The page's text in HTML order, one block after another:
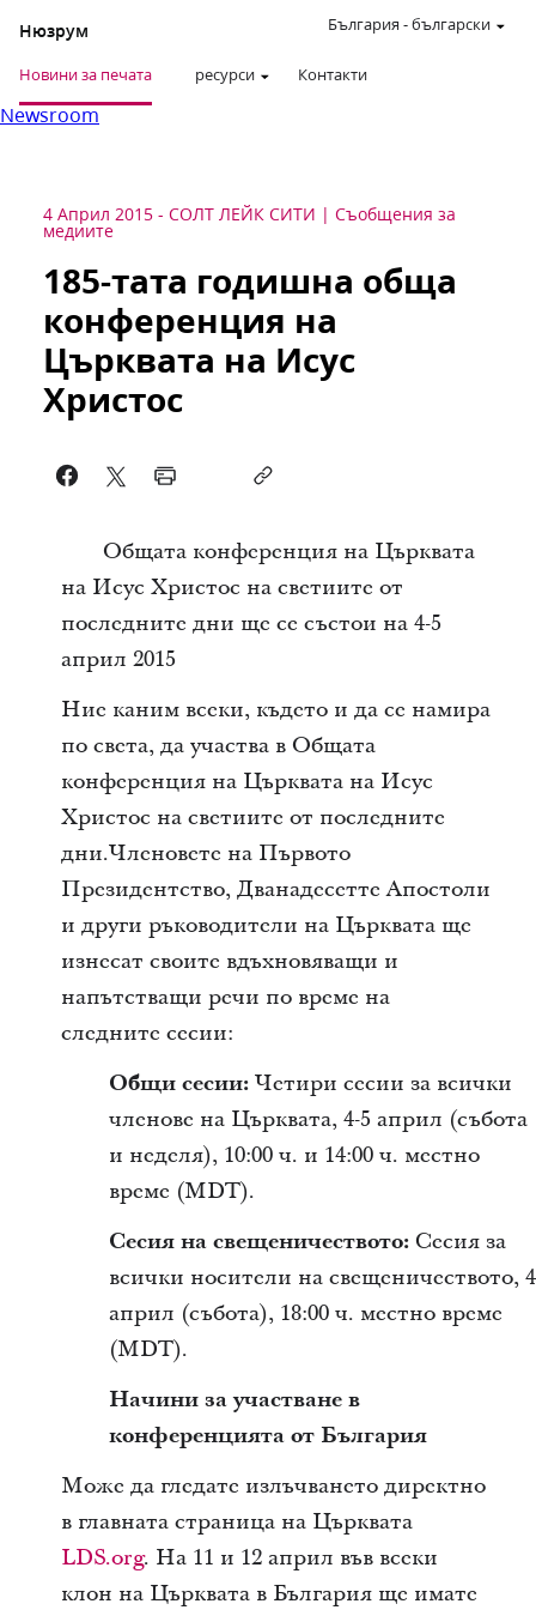
Нюзрум
Новини за печата ресурси Контакти
България -български
Newsroom
4 Април 2015 - СОЛТ ЛЕЙК СИТИ Съобщения за
медиите
185-тата годишна обща
конференция на
Църквата на Исус
Христос
Общата конференция на Църквата
на Исус Христос на светиите от
последните дни ще се състои на 4-5
април 2015
Ние каним всеки, където и да се намира
по света, да участва в Общата
конференция на Църквата на Исус
Христос на светиите от последните
дни.Членовете на Първото
Президентство, Дванадесетте Апостоли
и други ръководители на Църквата ще
изнесат своите вдъхновяващи и
напътстващи речи по време на
следните сесии:
Общи сесии:Четири сесии за всички
членове на Църквата, 4-5 април (събота
и неделя), 10:00 ч. и 14:00 ч. местно
време (MDT).
Сесия на свещеничеството:Сесия за
всички носители на свещеничеството, 4
април (събота), 18:00 ч. местно време
(MDT).
Начини за участване в
конференцията от България
Може да гледате излъчването директно
в главната страница на Църквата
LDS.org. На 11 и 12 април във всеки
клон на Църквата в България ще имате